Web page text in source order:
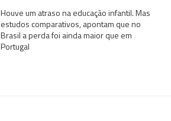
Houve um atraso na educação infantil. Mas
estudos comparativos, apontam que no
Brasil a perda foi ainda maior que em
Portugal